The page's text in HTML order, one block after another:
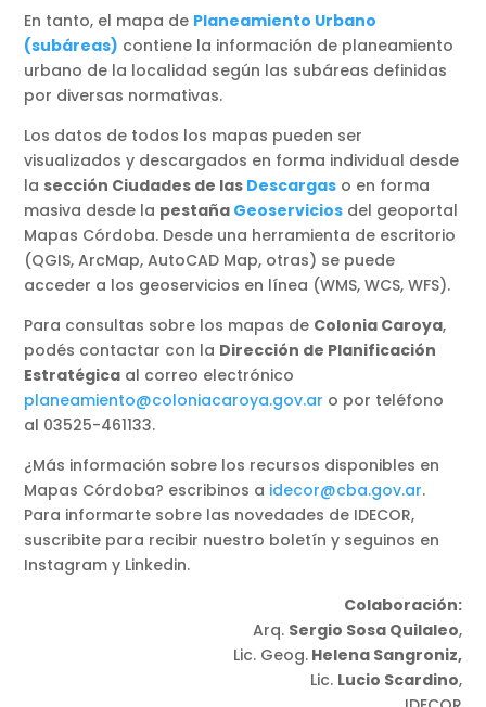
En tanto, el mapa de Planeamiento Urbano
(subáreas) contiene la información de planeamiento
urbano de la localidad según las subáreas definidas
por diversas normativas.
Los datos de todos los mapas pueden ser
visualizados y descargados en forma individual desde
la sección Ciudades de las Descargas o en forma
masiva desde la pestaña Geoservicios del geoportal
Mapas Córdoba. Desde una herramienta de escritorio
(QGIS, ArcMap, AutoCAD Map, otras) se puede
acceder a los geoservicios en línea (WMS, WCS, WFS).
Para consultas sobre los mapas de Colonia Caroya,
podés contactar con la Dirección de Planificación
Estratégica al correo electrónico
planeamiento@coloniacaroya.gov.ar o por teléfono
al 03525-461133.
¿Más información sobre los recursos disponibles en
Mapas Córdoba? escribinos a idecor@cba.gov.ar.
Para informarte sobre las novedades de IDECOR,
suscribite para recibir nuestro boletín y seguinos en
Instagram y Linkedin.
Colaboración:
Arq. Sergio Sosa Quilaleo,
Lic. Geog.Helena Sangroniz,
Lic. Lucio Scardino,